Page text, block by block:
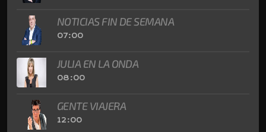
NOTICIAS FIN DE SEMANA
07:00
JULIA EN LA ONDA
08:00
GENTE VIAJERA
12:00